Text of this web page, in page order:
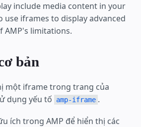
include media content in your
use iframes to display advanced
AMP's limitations.
bản
một iframe trong trang của
dụng yếu tố
amp-iframe .
ích trong AMP để hiển thị các